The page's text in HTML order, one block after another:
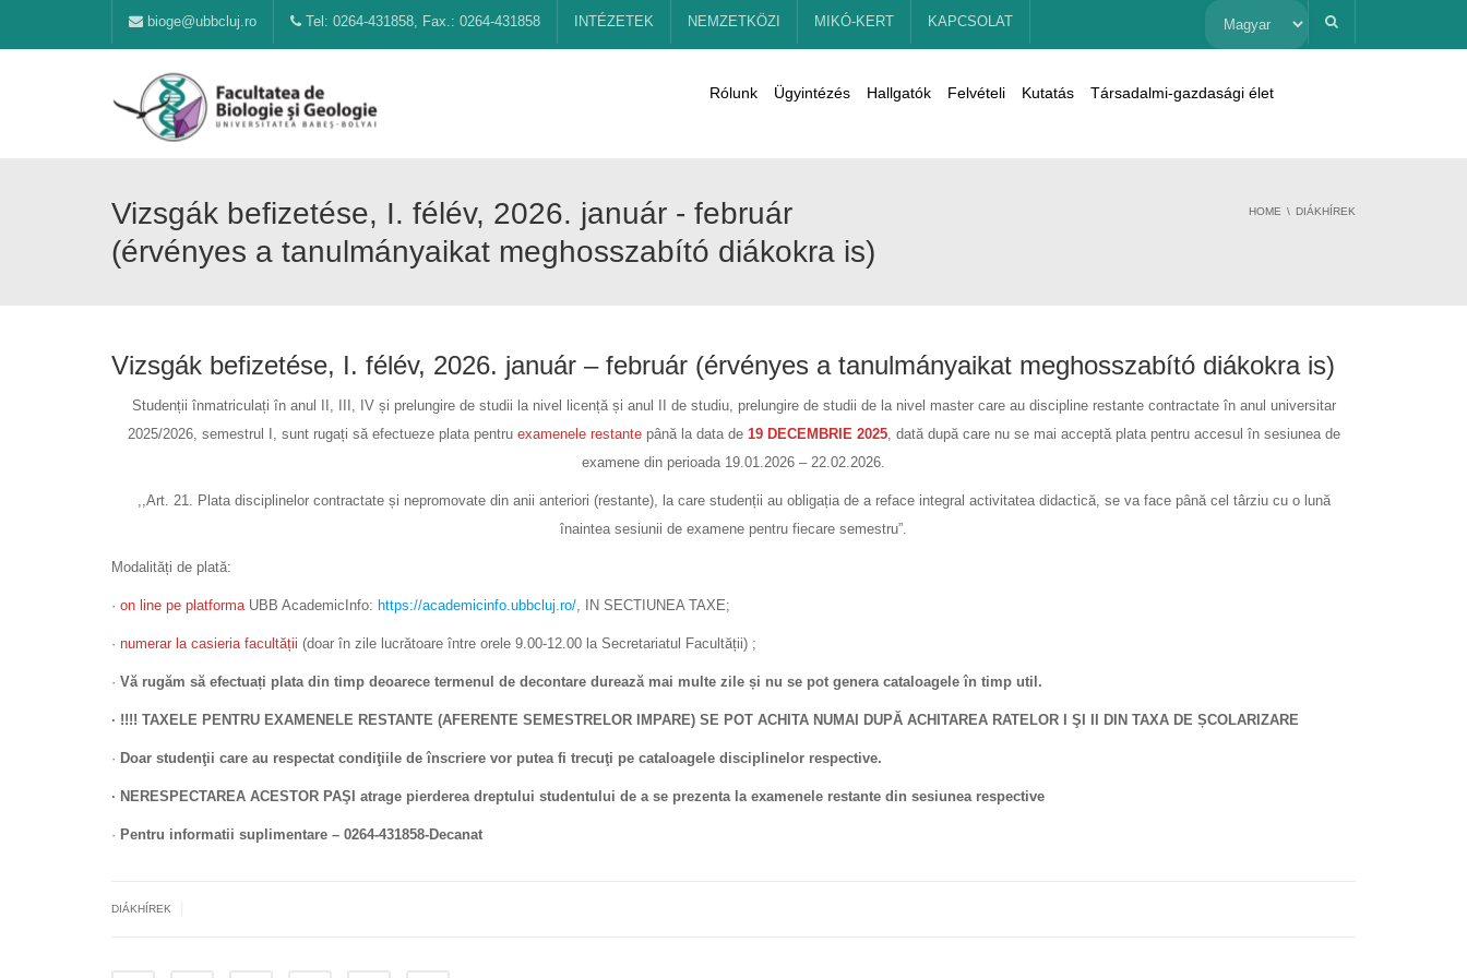
bioge@ubbcluj.ro Tel: 0264-431858, Fax.: 0264-431858 INTÉZETEK NEMZETKÖZI MIKÓ-KERT KAPCSOLAT Nyelv
Rólunk Ügyintézés Hallgatók Felvételi Kutatás Társadalmi-gazdasági élet
Vizsgák befizetése, I. félév, 2026. január - február
(érvényes a tanulmányaikat meghosszabító diákokra is)
HOME DIÁKHÍREK
Vizsgák befizetése, I. félév, 2026. január – február (érvényes a tanulmányaikat meghosszabító diákokra is)
Studenții înmatriculați în anul II, III, IV și prelungire de studii la nivel licență și anul II de studiu, prelungire de studii de la nivel master care au discipline restante contractate în anul universitar
2025/2026, semestrul I, sunt rugați să efectueze plata pentru examenele restantepână la data de 19 DECEMBRIE 2025, dată după care nu se mai acceptă plata pentru accesul în sesiunea de
examene din perioada 19.01.2026 – 22.02.2026.
,,Art. 21. Plata disciplinelor contractate și nepromovate din anii anteriori (restante), la care studenții au obligația de a reface integral activitatea didactică, se va face până cel târziu cu o lună
înaintea sesiunii de examene pentru fiecare semestru”.
Modalități de plată:
· on line pe platformaUBB AcademicInfo: https://academicinfo.ubbcluj.ro/, IN SECTIUNEA TAXE;
· numerar la casieria facultății (doar în zile lucrătoare între orele 9.00-12.00 la Secretariatul Facultății) ;
· Vă rugăm să efectuați plata din timp deoarece termenul de decontare durează mai multe zile și nu se pot genera cataloagele în timp util.
· !!!! TAXELE PENTRU EXAMENELE RESTANTE (AFERENTE SEMESTRELOR IMPARE) SE POT ACHITA NUMAI DUPĂ ACHITAREA RATELOR I ŞI II DIN TAXA DE ȘCOLARIZARE
· Doar studenţii care au respectat condiţiile de înscriere vor putea fi trecuţi pe cataloagele disciplinelor respective.
· NERESPECTAREA ACESTOR PAŞI atrage pierderea dreptului studentului de a se prezenta la examenele restante din sesiunea respective
· Pentru informatii suplimentare – 0264-431858-Decanat
DIÁKHÍREK